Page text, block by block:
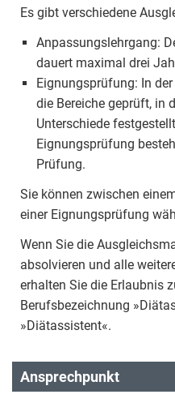
Es gibt verschiedene
Anpassungslehrgang:
dauert maximal drei
Eignungsprüfung: In
die Bereiche geprüft, in
Unterschiede
Eignungsprüfung
Prüfung.
Sie können zwischen
einer Eignungsprüfung
Wenn Sie die
absolvieren und alle
erhalten Sie die Erlaubnis
Berufsbezeichnung
»Diätassistent«.
Ansprechpunkt